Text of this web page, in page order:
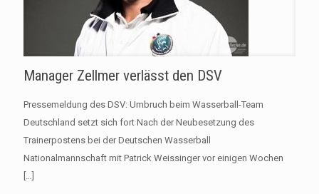
Manager Zellmer verlässt den DSV
Pressemeldung des DSV: Umbruch beim Wasserball-Team
Deutschland setzt sich fort Nach der Neubesetzung des
Trainerpostens bei der Deutschen Wasserball
Nationalmannschaft mit Patrick Weissinger vor einigen Wochen
[…]